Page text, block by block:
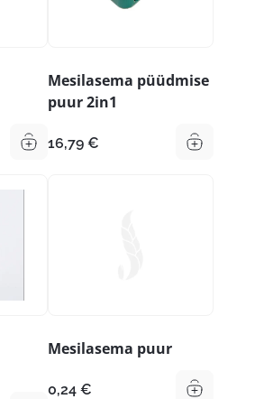
Mesilasema püüdmise
puur 2in1
16,79 €
Mesilasema puur
0,24 €